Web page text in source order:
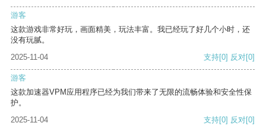
游客
这款游戏非常好玩，画面精美，玩法丰富。我已经玩了好几个小时，还
没有玩腻。
2025-11-04
支持[0] 反对[0]
游客
这款加速器VPM应用程序已经为我们带来了无限的流畅体验和安全性保
护。
2025-11-04
支持[0] 反对[0]